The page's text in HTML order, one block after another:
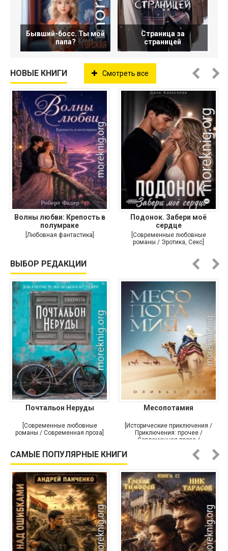
Бывший-босс. Ты мой
папа?
Страница за
страницей
НОВЫЕ КНИГИ Смотреть все
Волны любви: Крепость в
полумраке
[Любовная фантастика]
Подонок. Забери моё
сердце
[Современные любовные
романы / Эротика, Секс]
ВЫБОР РЕДАКЦИИ
Почтальон Неруды
[Современные любовные
романы / Современная проза]
Месопотамия
[Исторические приключения /
Приключения: прочее /
Современная проза /
САМЫЕ ПОПУЛЯРНЫЕ КНИГИ